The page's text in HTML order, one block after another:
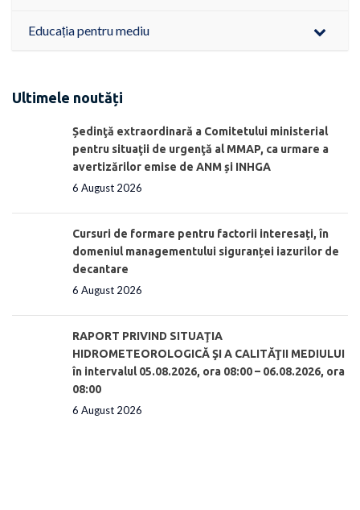
Educația pentru mediu
Ultimele noutăți
Ședinţă extraordinară a Comitetului ministerial
pentru situaţii de urgenţă al MMAP, ca urmare a
avertizărilor emise de ANM și INHGA
6 August 2026
Cursuri de formare pentru factorii interesați, în
domeniul managementului siguranței iazurilor de
decantare
6 August 2026
RAPORT PRIVIND SITUAŢIA
HIDROMETEOROLOGICĂ ŞI A CALITĂŢII MEDIULUI
în intervalul 05.08.2026, ora 08:00 – 06.08.2026, ora
08:00
6 August 2026